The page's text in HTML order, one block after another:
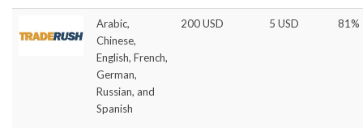
Arabic,
Chinese,
English, French,
German,
Russian, and
Spanish
200 USD 5 USD 81%